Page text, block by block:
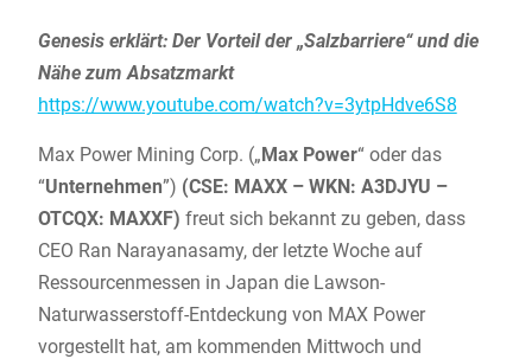
Genesis erklärt: Der Vorteil der „Salzbarriere“ und die
Nähe zum Absatzmarkt
https://www.youtube.com/watch?v=3ytpHdve6S8
Max Power Mining Corp. („Max Power“ oder das
“Unternehmen”) (CSE: MAXX – WKN: A3DJYU –
OTCQX: MAXXF) freut sich bekannt zu geben, dass
CEO Ran Narayanasamy, der letzte Woche auf
Ressourcenmessen in Japan die Lawson-
Naturwasserstoff-Entdeckung von MAX Power
vorgestellt hat, am kommenden Mittwoch und